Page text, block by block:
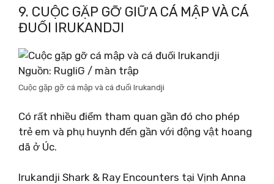
9. CUỘC GẶP GỠ GIỮA CÁ MẬP VÀ CÁ
ĐUỐI IRUKANDJI
Nguồn: RugliG / màn trập
Cuộc gặp gỡ cá mập và cá đuối Irukandji
Có rất nhiều điểm tham quan gần đó cho phép
trẻ em và phụ huynh đến gần với động vật hoang
dã ở Úc.
Irukandji Shark & ​​Ray Encounters tại Vịnh Anna